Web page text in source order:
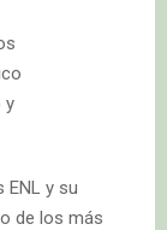
y
ENL y su
de los más